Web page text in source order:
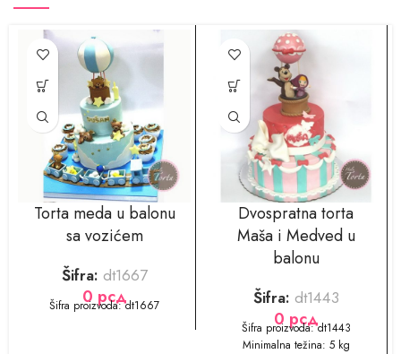
Torta meda u balonu
sa vozićem
Šifra: dt1667
0 рсд
​​​​Šifra proizvoda: dt1667
Dvospratna torta
Maša i Medved u
balonu
Šifra: dt1443
0 рсд
Šifra proizvoda: dt1443
Minimalna težina: 5 kg